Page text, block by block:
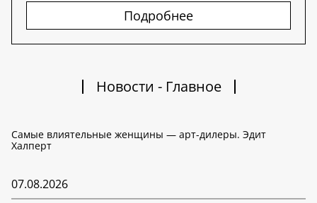
Подробнее
Новости - Главное
Самые влиятельные женщины — арт-дилеры. Эдит
Халперт
07.08.2026